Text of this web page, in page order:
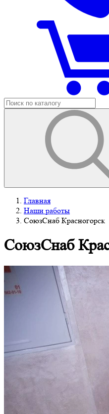
Главная
Наши работы
СоюзСнаб Красногорск
СоюзСнаб